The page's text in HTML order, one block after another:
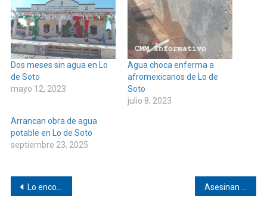
Dos meses sin agua en Lo
de Soto
mayo 12, 2023
Agua choca enferma a
afromexicanos de Lo de
Soto
julio 8, 2023
Arrancan obra de agua
potable en Lo de Soto
septiembre 23, 2025
Navegación
Lo encontraron sin vida en Jicayán Asesinan a joven en Collantes